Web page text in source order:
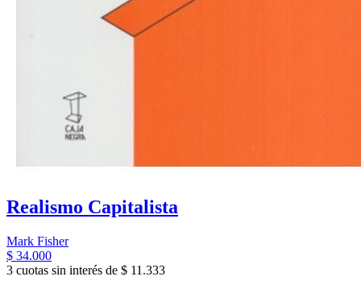
Realismo Capitalista
Mark Fisher
$ 34.000
3 cuotas sin interés de $ 11.333